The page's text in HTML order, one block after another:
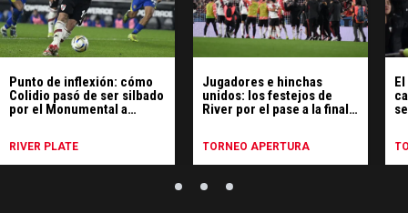
Punto de inflexión: cómo
Colidio pasó de ser silbado
por el Monumental a
RIVER PLATE
Jugadores e hinchas
unidos: los festejos de
River por el pase a la final
TORNEO APERTURA